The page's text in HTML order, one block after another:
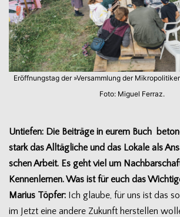
Eröff­nungs­tag der »Ver­samm­lung der
Foto: Miguel Ferraz.
Untie­fen: Die Bei­träge in eurem Buch
stark das All­täg­li­che und das Lokale als
schen Arbeit. Es geht viel um
Kennenlernen. Was ist für euch das
Marius Töp­fer: Ich glaube, für uns ist das
im Jetzt eine andere Zukunft her­stel­len